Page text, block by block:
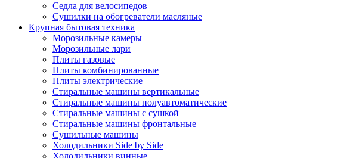
Седла для велосипедов
Сушилки на обогреватели масляные
Крупная бытовая техника
Морозильные камеры
Морозильные лари
Плиты газовые
Плиты комбинированные
Плиты электрические
Стиральные машины вертикальные
Стиральные машины полуавтоматические
Стиральные машины с сушкой
Стиральные машины фронтальные
Сушильные машины
Холодильники Side by Side